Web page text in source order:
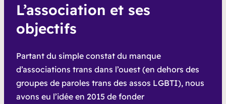
L’association et ses
objectifs
Partant du simple constat du manque
d’associations trans dans l’ouest (en dehors des
groupes de paroles trans des assos LGBTI), nous
avons eu l’idée en 2015 de fonder